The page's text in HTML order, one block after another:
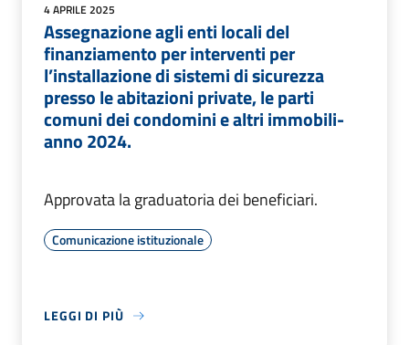
4 APRILE 2025
Assegnazione agli enti locali del
finanziamento per interventi per
l’installazione di sistemi di sicurezza
presso le abitazioni private, le parti
comuni dei condomini e altri immobili-
anno 2024.
Approvata la graduatoria dei beneficiari.
Comunicazione istituzionale
LEGGI DI PIÙ